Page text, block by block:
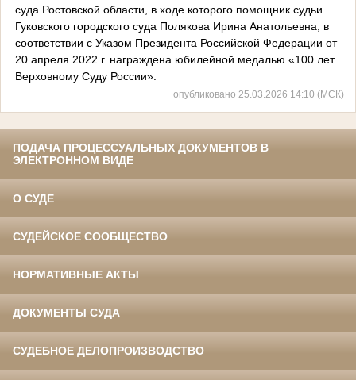
суда Ростовской области, в ходе которого помощник судьи
Гуковского городского суда Полякова Ирина Анатольевна, в
соответствии с Указом Президента Российской Федерации от
20 апреля 2022 г. награждена юбилейной медалью «100 лет
Верховному Суду России».
опубликовано 25.03.2026 14:10 (МСК)
ПОДАЧА ПРОЦЕССУАЛЬНЫХ ДОКУМЕНТОВ В
ЭЛЕКТРОННОМ ВИДЕ
О СУДЕ
СУДЕЙСКОЕ СООБЩЕСТВО
НОРМАТИВНЫЕ АКТЫ
ДОКУМЕНТЫ СУДА
СУДЕБНОЕ ДЕЛОПРОИЗВОДСТВО